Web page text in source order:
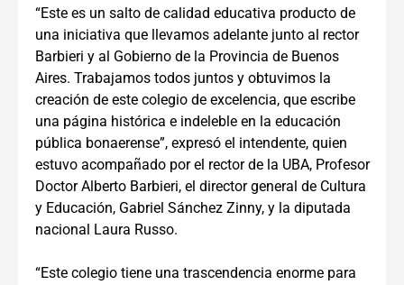
“Este es un salto de calidad educativa producto de
una iniciativa que llevamos adelante junto al rector
Barbieri y al Gobierno de la Provincia de Buenos
Aires. Trabajamos todos juntos y obtuvimos la
creación de este colegio de excelencia, que escribe
una página histórica e indeleble en la educación
pública bonaerense”, expresó el intendente, quien
estuvo acompañado por el rector de la UBA, Profesor
Doctor Alberto Barbieri, el director general de Cultura
y Educación, Gabriel Sánchez Zinny, y la diputada
nacional Laura Russo.
“Este colegio tiene una trascendencia enorme para